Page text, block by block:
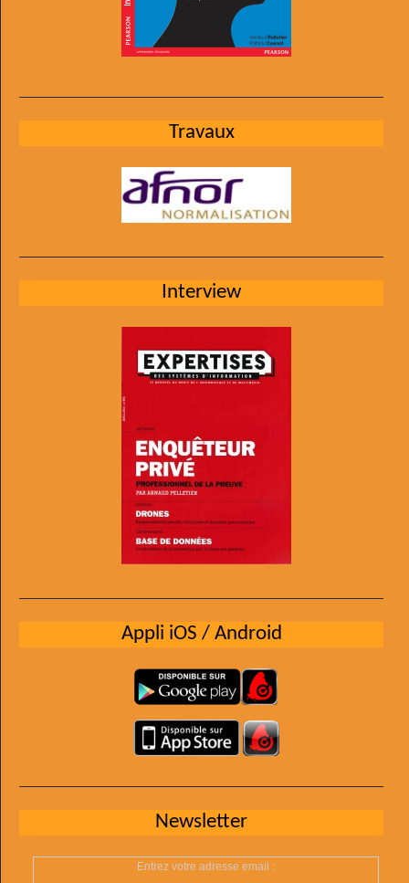
Travaux
Interview
Appli iOS / Android
Newsletter
Entrez votre adresse email :